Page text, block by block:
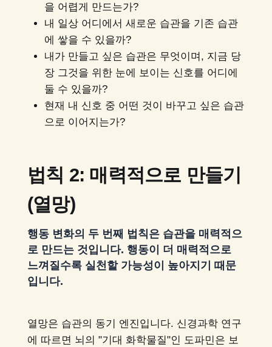
을 어렵게 만드는가?
내 일상 어디에서 새로운 습관을 기존 습관
에 쌓을 수 있을까?
내가 만들고 싶은 습관은 무엇이며, 지금 당
장 그것을 위한 눈에 보이는 신호를 어디에
둘 수 있을까?
현재 내 신호 중 어떤 것이 바꾸고 싶은 습관
으로 이어지는가?
법칙 2: 매력적으로 만들기
(열망)
행동 변화의 두 번째 법칙은 습관을 매력적으
로 만드는 것입니다. 행동이 더 매력적으로
느껴질수록 실천할 가능성이 높아지기 때문
입니다.
열망은 습관의 동기 엔진입니다. 신경과학 연구
에 따르면 뇌의 "기대 화학물질"인 도파민은 보